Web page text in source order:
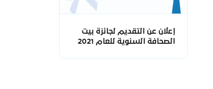
إعلان عن التقديم لجائزة بيت
الصحافة السنوية للعام 2021